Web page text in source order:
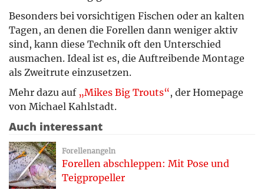
Besonders bei vorsichtigen Fischen oder an kalten
Tagen, an denen die Forellen dann weniger aktiv
sind, kann diese Technik oft den Unterschied
ausmachen. Ideal ist es, die Auftreibende Montage
als Zweitrute einzusetzen.
Mehr dazu auf „Mikes Big Trouts“, der Homepage
von Michael Kahlstadt.
Auch interessant
Forellenangeln
Forellen abschleppen: Mit Pose und
Teigpropeller